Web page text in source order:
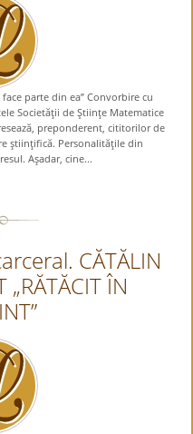
parte din ea” Convorbire cu
Societăţii de Ştiinţe Matematice
preponderent, cititorilor de
ştiinţifică. Personalităţile din
Aşadar, cine...
CĂTĂLIN
„RĂTĂCIT ÎN